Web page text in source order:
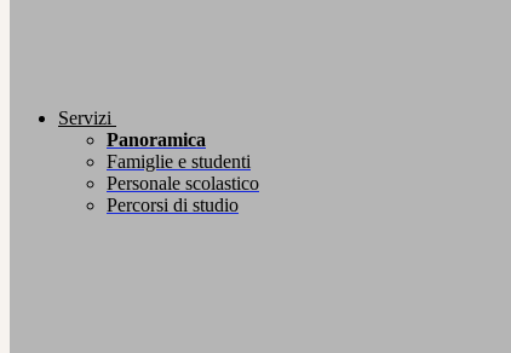
Servizi
Panoramica
Famiglie e studenti
Personale scolastico
Percorsi di studio